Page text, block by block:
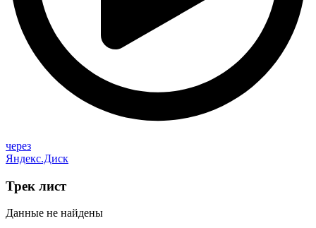
через
Яндекс.Диск
Трек лист
Данные не найдены